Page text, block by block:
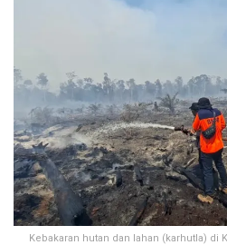
Kebakaran hutan dan lahan (karhutla) di